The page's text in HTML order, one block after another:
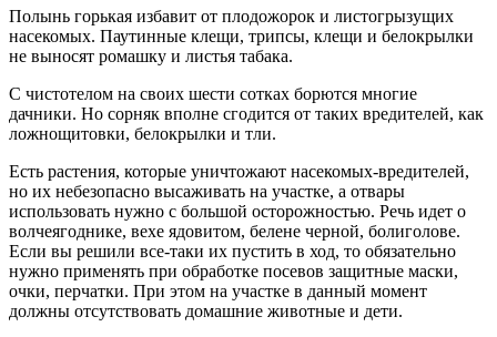
Полынь горькая избавит от плодожорок и листогрызущих
насекомых. Паутинные клещи, трипсы, клещи и белокрылки
не выносят ромашку и листья табака.
С чистотелом на своих шести сотках борются многие
дачники. Но сорняк вполне сгодится от таких вредителей, как
ложнощитовки, белокрылки и тли.
Есть растения, которые уничтожают насекомых-вредителей,
но их небезопасно высаживать на участке, а отвары
использовать нужно с большой осторожностью. Речь идет о
волчеягоднике, вехе ядовитом, белене черной, болиголове.
Если вы решили все-таки их пустить в ход, то обязательно
нужно применять при обработке посевов защитные маски,
очки, перчатки. При этом на участке в данный момент
должны отсутствовать домашние животные и дети.